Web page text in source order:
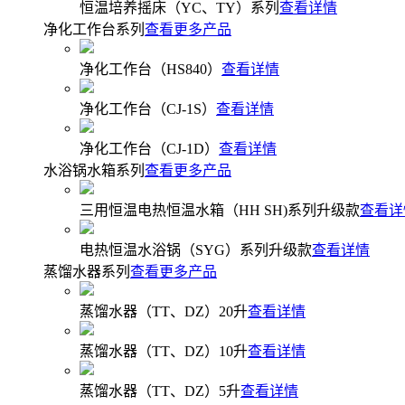
恒温培养摇床（YC、TY）系列 查看详情
净化工作台系列 查看更多产品
净化工作台（HS840） 查看详情
净化工作台（CJ-1S） 查看详情
净化工作台（CJ-1D） 查看详情
水浴锅水箱系列 查看更多产品
三用恒温电热恒温水箱（HH SH)系列升级款查看
电热恒温水浴锅（SYG）系列升级款查看详情
蒸馏水器系列 查看更多产品
蒸馏水器（TT、DZ）20升查看详情
蒸馏水器（TT、DZ）10升查看详情
蒸馏水器（TT、DZ）5升查看详情